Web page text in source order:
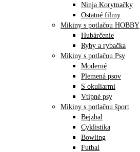
Ninja Korytnačky
Ostatné filmy
Mikiny s potlačou HOBBY
Hubárčenie
Ryby a rybačka
Mikiny s potlačou Psy
Moderné
Plemená psov
S okuliarmi
Vtipné psy
Mikiny s potlačou šport
Bejzbal
Cyklistika
Bowling
Futbal